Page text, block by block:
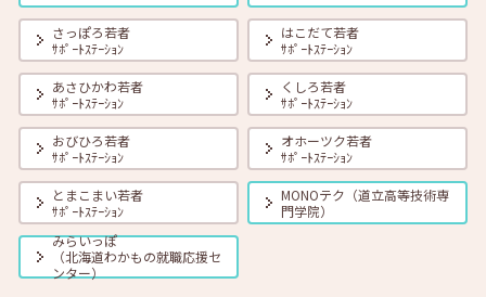
2025年08月01日(金)
【オンライン】8月27日（水） 就職活動のススメ方 14:00～14:30
2025年08月01日(金) 在職者 学生 求職者
【北見・対面】8月28日（木）就勝塾 採用につながる応募書類の書き
方 13:30～14:30
2025年08月01日(金) 在職者 学生
【札幌・対面】8月29日（金）自己分析からはじめてみよう！ 14:00
～15:00
さっぽろ若者
ｻﾎﾟｰﾄｽﾃｰｼｮﾝ
はこだて若者
ｻﾎﾟｰﾄｽﾃｰｼｮﾝ
あさひかわ若者
ｻﾎﾟｰﾄｽﾃｰｼｮﾝ
くしろ若者
ｻﾎﾟｰﾄｽﾃｰｼｮﾝ
おびひろ若者
ｻﾎﾟｰﾄｽﾃｰｼｮﾝ
オホーツク若者
ｻﾎﾟｰﾄｽﾃｰｼｮﾝ
とまこまい若者
ｻﾎﾟｰﾄｽﾃｰｼｮﾝ
MONOテク（道立高等技術専
門学院）
みらいっぽ
（北海道わかもの就職応援セ
ンター）